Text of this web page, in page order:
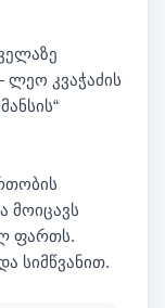
კვაჭაძის
მოიცავს
ფართს.
სიმწვანით.